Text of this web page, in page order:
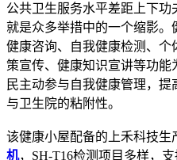
公共卫生服务水平差距上下
就是众多举措中的一个缩影
健康咨询、自我健康检测、
策宣传、健康知识宣讲等功
民主动参与自我健康管理，
与卫生院的粘附性。
该健康小屋配备的上禾科技生
机，SH-T16检测项目多样，